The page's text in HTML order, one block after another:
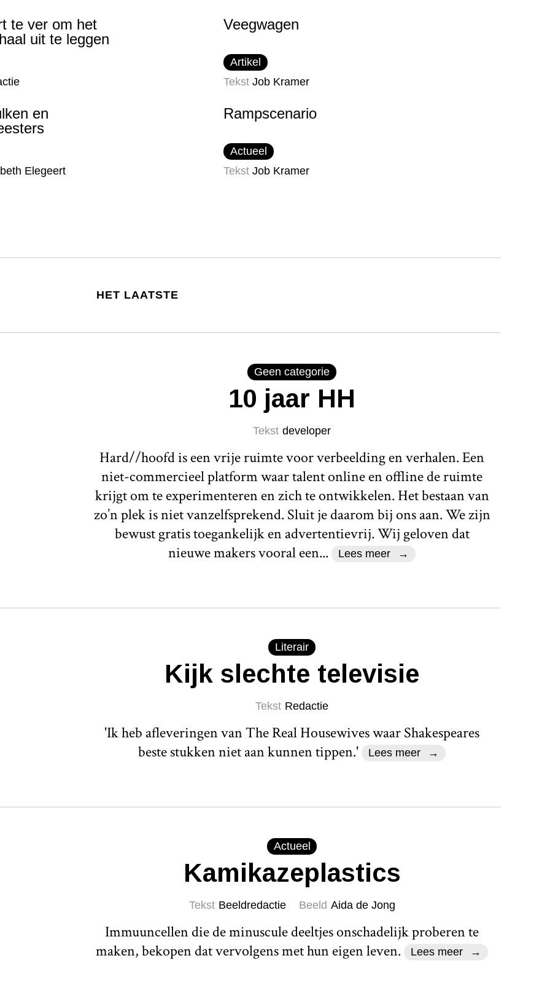
te ver om het
uit te leggen
en
Elegeert
Veegwagen
Artikel
TekstJob Kramer
Rampscenario
Actueel
TekstJob Kramer
HET LAATSTE
Geen categorie
10 jaar HH
Tekst developer
Hard//hoofd is een vrije ruimte voor verbeelding en verhalen. Een
niet-commercieel platform waar talent online en offline de ruimte
krijgt om te experimenteren en zich te ontwikkelen. Het bestaan van
zo’n plek is niet vanzelfsprekend. Sluit je daarom bij ons aan. We zijn
bewust gratis toegankelijk en advertentievrij. Wij geloven dat
nieuwe makers vooral een...
Lees meer
Literair
Kijk slechte televisie
Tekst Redactie
'Ik heb afleveringen van The Real Housewives waar Shakespeares
beste stukken niet aan kunnen tippen.'
Lees meer
Actueel
Kamikazeplastics
Tekst Beeldredactie Beeld Aida de Jong
Immuuncellen die de minuscule deeltjes onschadelijk proberen te
maken, bekopen dat vervolgens met hun eigen leven.
Lees meer